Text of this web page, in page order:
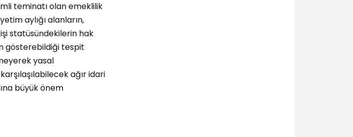
teminatı olan emeklilik
aylığı alanların,
statüsündekilerin hak
gösterebildiği tespit
yasal
ağır idari
büyük önem